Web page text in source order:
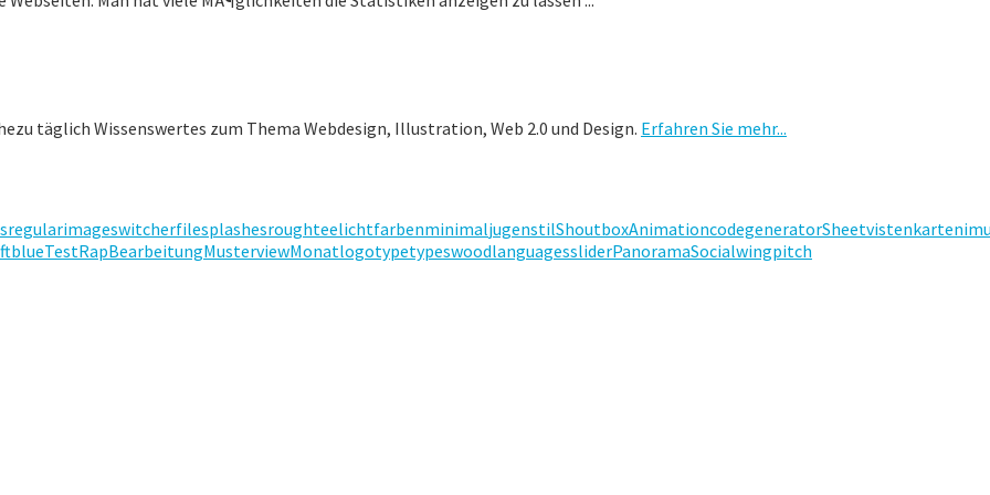
täglich Wissenswertes zum Thema Webdesign, Illustration, Web 2.0 und Design. Erfahren Sie mehr...
regularimageswitcherfilesplashesroughteelichtfarbenminimaljugenstilShoutboxAnimationcodegeneratorSheetvistenkartenim
blueTestRapBearbeitungMusterviewMonatlogotypetypeswoodlanguagessliderPanoramaSocialwingpitch